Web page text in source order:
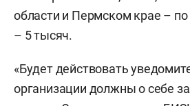
области и Пермском крае –
– 5 тысяч.
«Будет действовать
организации должны о себе